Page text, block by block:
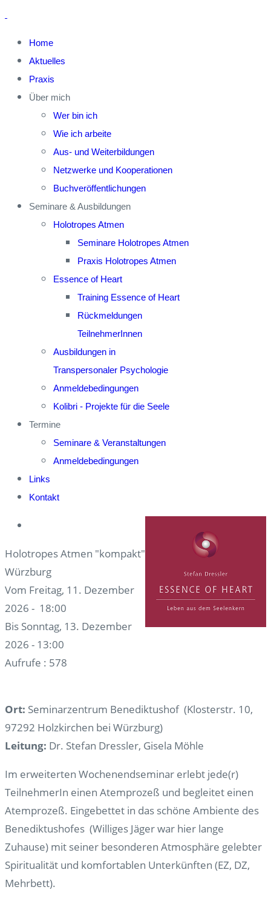
Home
Aktuelles
Praxis
Über mich
Wer bin ich
Wie ich arbeite
Aus- und Weiterbildungen
Netzwerke und Kooperationen
Buchveröffentlichungen
Seminare & Ausbildungen
Holotropes Atmen
Seminare Holotropes Atmen
Praxis Holotropes Atmen
Essence of Heart
Training Essence of Heart
Rückmeldungen
TeilnehmerInnen
Ausbildungen in
Transpersonaler Psychologie
Anmeldebedingungen
Kolibri - Projekte für die Seele
Termine
Seminare & Veranstaltungen
Anmeldebedingungen
Links
Kontakt
Holotropes Atmen "kompakt"
Würzburg
Vom Freitag, 11. Dezember
2026 - 18:00
Bis Sonntag, 13. Dezember
2026 - 13:00
Aufrufe : 578
Ort: Seminarzentrum Benediktushof (Klosterstr. 10,
97292 Holzkirchen bei Würzburg)
Leitung: Dr. Stefan Dressler, Gisela Möhle
Im erweiterten Wochenendseminar erlebt jede(r)
TeilnehmerIn einen Atemprozeß und begleitet einen
Atemprozeß. Eingebettet in das schöne Ambiente des
Benediktushofes (Williges Jäger war hier lange
Zuhause) mit seiner besonderen Atmosphäre gelebter
Spiritualität und komfortablen Unterkünften (EZ, DZ,
Mehrbett).